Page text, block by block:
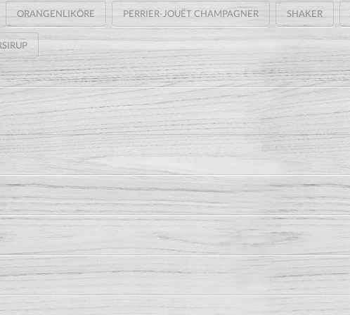
ORANGENLIKÖRE PERRIER-JOUËT CHAMPAGNER SHAKER